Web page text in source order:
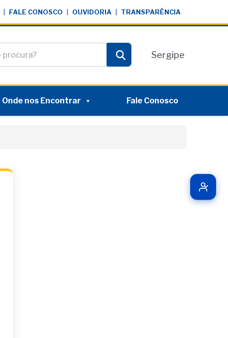
FALE CONOSCO OUVIDORIA TRANSPARÊNCIA
Pesquisar
Sergipe
Onde nos Encontrar Fale Conosco